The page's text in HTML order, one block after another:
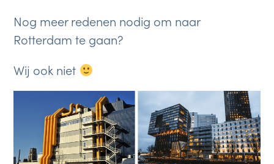
Nog meer redenen nodig om naar
Rotterdam te gaan?
Wij ook niet